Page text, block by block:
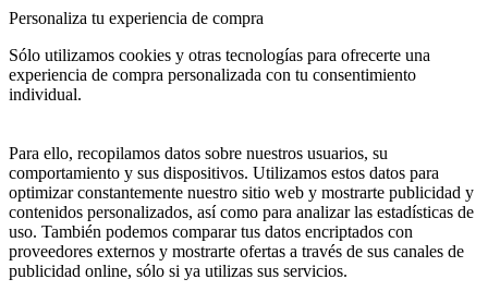
Personaliza tu experiencia de compra
Sólo utilizamos cookies y otras tecnologías para ofrecerte una
experiencia de compra personalizada con tu consentimiento
individual.
Para ello, recopilamos datos sobre nuestros usuarios, su
comportamiento y sus dispositivos. Utilizamos estos datos para
optimizar constantemente nuestro sitio web y mostrarte publicidad y
contenidos personalizados, así como para analizar las estadísticas de
uso. También podemos comparar tus datos encriptados con
proveedores externos y mostrarte ofertas a través de sus canales de
publicidad online, sólo si ya utilizas sus servicios.